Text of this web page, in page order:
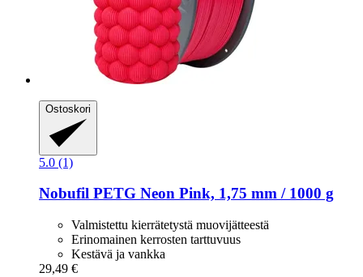
Ostoskori
5.0 (1)
Nobufil PETG Neon Pink, 1,75 mm / 1000 g
Valmistettu kierrätetystä muovijätteestä
Erinomainen kerrosten tarttuvuus
Kestävä ja vankka
29,49 €